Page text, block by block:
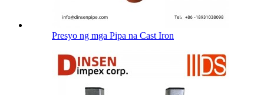
Presyo ng mga Pipa na Cast Iron